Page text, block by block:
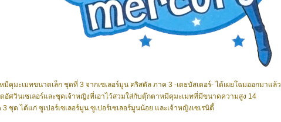
คุมะเมทขนาดเล็ก ชุดที่ 3 จากเซเลอร์มูน คริสตัล ภาค 3 -เดธบัสเตอร์- ได้เผยโฉมออกมาแล้ว
อัศวินเซเลอร์และชุดเจ้าหญิงที่เอาไว้สวมใส่กับตุ๊กตาหมีคุมะเมทที่มีขนาดความสูง 14
ชุด ได้แก่ ซูเปอร์เซเลอร์มูน ซูเปอร์เซเลอร์มูนน้อย และเจ้าหญิงเซเรนิตี้